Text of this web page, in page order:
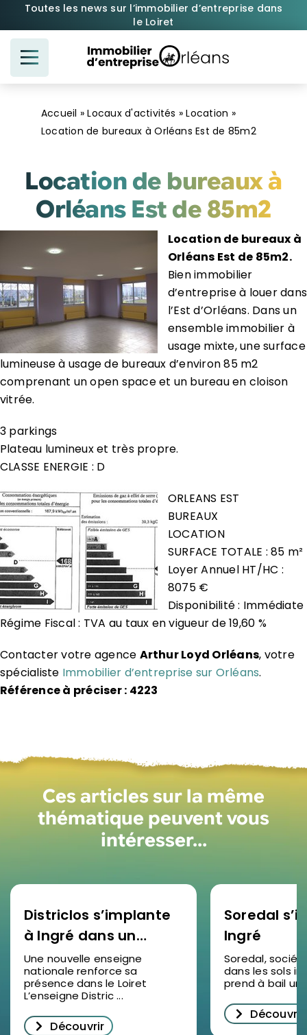
Passer
contenu
Toutes les news sur l’immobilier d’entreprise dans
le Loiret
Accueil »Locaux d'activités »Location »
Location de bureaux à Orléans Est de 85m2
Location de bureaux à
Orléans Est de 85m2
Location de bureaux à
Orléans Est de 85m2.
Bien immobilier
d’entreprise à louer dans
l’Est d’Orléans. Dans un
ensemble immobilier à
usage mixte, une surface
lumineuse à usage de bureaux d’environ 85 m2
comprenant un open space et un bureau en cloison
vitrée.
3 parkings
Plateau lumineux et très propre.
CLASSE ENERGIE : D
ORLEANS EST
BUREAUX
LOCATION
SURFACE TOTALE : 85 m²
Loyer Annuel HT/HC :
8075 €
Disponibilité : Immédiate
Régime Fiscal : TVA au taux en vigueur de 19,60 %
Contacter votre agence Arthur Loyd Orléans, votre
spécialiste Immobilier d’entreprise sur Orléans.
Référence à préciser : 4223
Ces articles sur la même
thématique peuvent vous
intéresser…
Districlos s’implante
à Ingré dans un
nouveau bâtiment
d’activités
Une nouvelle enseigne
nationale renforce sa
présence dans le Loiret
L’enseigne Distric ...
Découvrir
Soredal
Ingré
Soredal,
dans les sols
prend à bail un
Découvrir